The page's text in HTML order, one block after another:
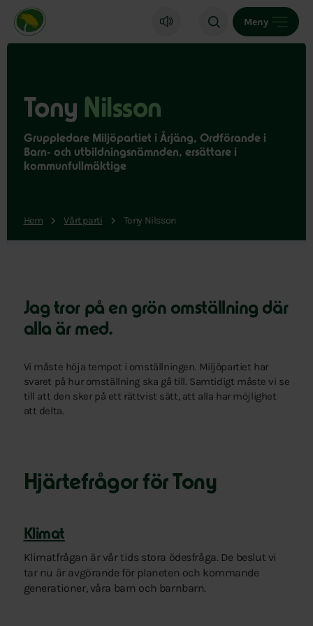
Miljöpartiet de gröna, startsida
Meny
Tony Nilsson
Gruppledare Miljöpartiet i Årjäng, Ordförande i
Barn- och utbildningsnämnden, ersättare i
kommunfullmäktige
Hem Vårt parti Tony Nilsson
Jag tror på en grön omställning där
alla är med.
Vi måste höja tempot i omställningen. Miljöpartiet har
svaret på hur omställning ska gå till. Samtidigt måste vi se
till att den sker på ett rättvist sätt, att alla har möjlighet
att delta.
Hjärtefrågor för Tony
Klimat
Klimatfrågan är vår tids stora ödesfråga. De beslut vi
tar nu är avgörande för planeten och kommande
generationer, våra barn och barnbarn.